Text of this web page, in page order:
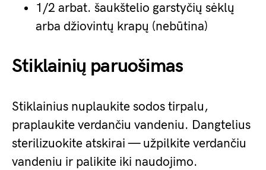
1/2 arbat. šaukštelio garstyčių sėklų
arba džiovintų krapų (nebūtina)
Stiklainių paruošimas
Stiklainius nuplaukite sodos tirpalu,
praplaukite verdančiu vandeniu. Dangtelius
sterilizuokite atskirai — užpilkite verdančiu
vandeniu ir palikite iki naudojimo.